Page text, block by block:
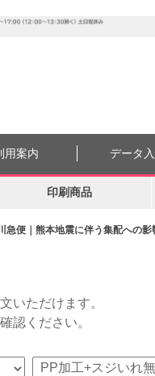
急便｜熊本地震に伴う集配への
用案内 データ
印刷商品
いただけます。
認ください。